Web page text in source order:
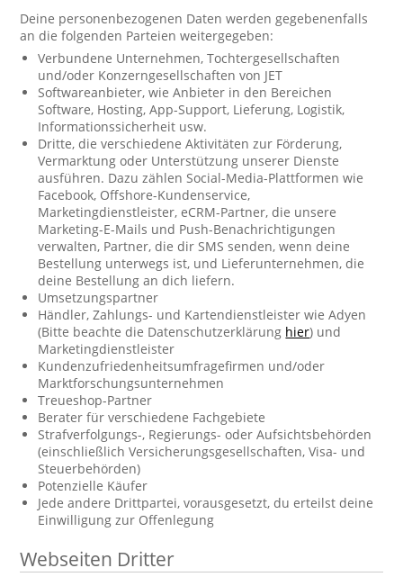
Deine personenbezogenen Daten werden gegebenenfalls
an die folgenden Parteien weitergegeben:
Verbundene Unternehmen, Tochtergesellschaften
und/oder Konzerngesellschaften von JET
Softwareanbieter, wie Anbieter in den Bereichen
Software, Hosting, App-Support, Lieferung, Logistik,
Informationssicherheit usw.
Dritte, die verschiedene Aktivitäten zur Förderung,
Vermarktung oder Unterstützung unserer Dienste
ausführen. Dazu zählen Social-Media-Plattformen wie
Facebook, Offshore-Kundenservice,
Marketingdienstleister, eCRM-Partner, die unsere
Marketing-E-Mails und Push-Benachrichtigungen
verwalten, Partner, die dir SMS senden, wenn deine
Bestellung unterwegs ist, und Lieferunternehmen, die
deine Bestellung an dich liefern.
Umsetzungspartner
Händler, Zahlungs- und Kartendienstleister wie Adyen
(Bitte beachte die Datenschutzerklärung hier) und
Marketingdienstleister
Kundenzufriedenheitsumfragefirmen und/oder
Marktforschungsunternehmen
Treueshop-Partner
Berater für verschiedene Fachgebiete
Strafverfolgungs-, Regierungs- oder Aufsichtsbehörden
(einschließlich Versicherungsgesellschaften, Visa- und
Steuerbehörden)
Potenzielle Käufer
Jede andere Drittpartei, vorausgesetzt, du erteilst deine
Einwilligung zur Offenlegung
Webseiten Dritter